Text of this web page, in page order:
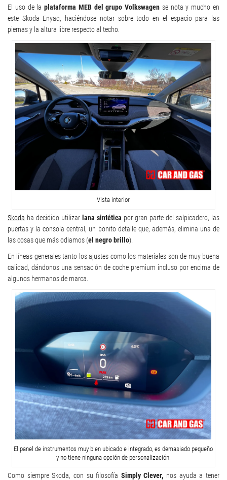
El uso de laplataforma MEB del grupo Volkswagen se nota y mucho en
este Skoda Enyaq, haciéndose notar sobre todo en el espacio para las
piernas y la altura libre respecto al techo.
Vista interior
Skoda ha decidido utilizar lana sintética por gran parte del salpicadero, las
puertas y la consola central, un bonito detalle que, además, elimina una de
las cosas que más odiamos (el negro brillo).
En líneas generales tanto los ajustes como los materiales son de muy buena
calidad, dándonos una sensación de coche premium incluso por encima de
algunos hermanos de marca.
El panel de instrumentos muy bien ubicado e integrado, es demasiado pequeño
y no tiene ninguna opción de personalización.
Como siempre Skoda, con su filosofía Simply Clever, nos ayuda a tener